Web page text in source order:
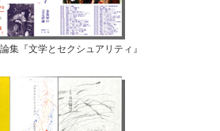
集『文学とセクシュアリティ』